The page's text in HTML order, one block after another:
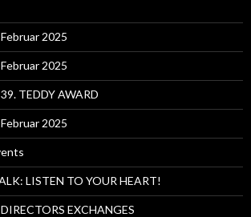
2025
2025
TEDDY AWARD
2025
LISTEN TO YOUR HEART!
EXCHANGES